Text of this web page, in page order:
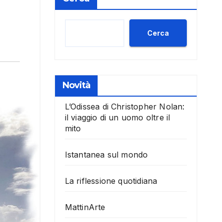
Cerca
Novità
L’Odissea di Christopher Nolan:
il viaggio di un uomo oltre il
mito
Istantanea sul mondo
La riflessione quotidiana
MattinArte